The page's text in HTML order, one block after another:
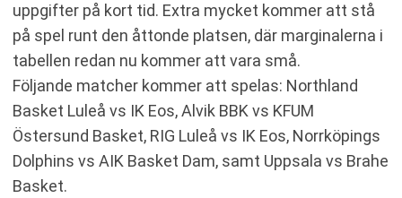
uppgifter på kort tid. Extra mycket kommer att stå
på spel runt den åttonde platsen, där marginalerna i
tabellen redan nu kommer att vara små.
Följande matcher kommer att spelas: Northland
Basket Luleå vs IK Eos, Alvik BBK vs KFUM
Östersund Basket, RIG Luleå vs IK Eos, Norrköpings
Dolphins vs AIK Basket Dam, samt Uppsala vs Brahe
Basket.